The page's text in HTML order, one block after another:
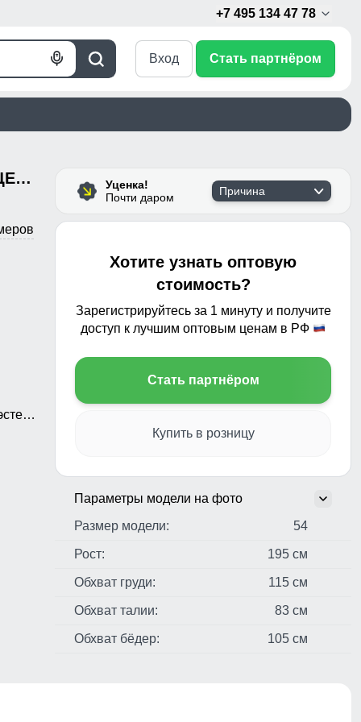
+7 495 134 47 78
Поиск
Голосовой
Вход Стать партнёром
Горнолыжная куртка мужская УЦЕНКА темно-серого цвета 0927TC
Уценка!
Почти даром
Причина
Хотите узнать оптовую
стоимость?
Зарегистрируйтесь за 1 минуту и получите
доступ к лучшим оптовым ценам в РФ
Стать партнёром
Купить в розницу
Параметры модели на фото
Размер модели:
54
Рост: 195 см
Обхват груди: 115 см
Обхват талии: 83 см
Обхват бёдер: 105 см